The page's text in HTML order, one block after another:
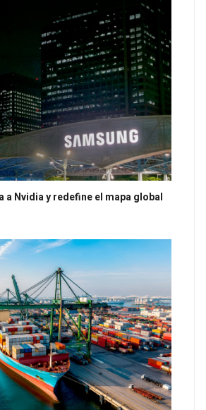
a Nvidia y redefine el mapa global